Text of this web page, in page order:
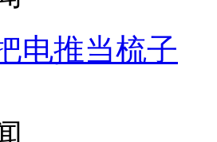
倒车逃窜
电推当梳子